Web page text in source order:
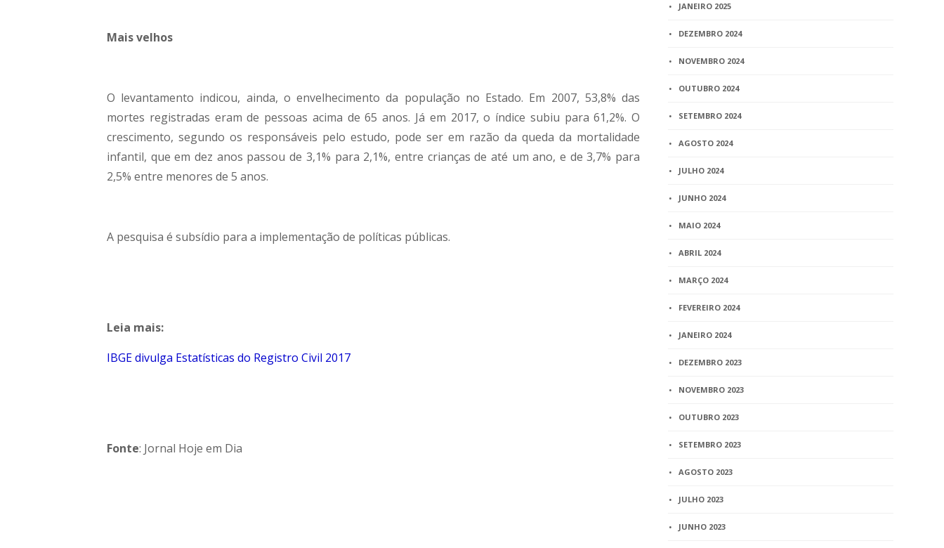
Mais velhos
O levantamento indicou, ainda, o envelhecimento da população no Estado. Em 2007, 53,8% das
mortes registradas eram de pessoas acima de 65 anos. Já em 2017, o índice subiu para 61,2%. O
crescimento, segundo os responsáveis pelo estudo, pode ser em razão da queda da mortalidade
infantil, que em dez anos passou de 3,1% para 2,1%, entre crianças de até um ano, e de 3,7% para
2,5% entre menores de 5 anos.
A pesquisa é subsídio para a implementação de políticas públicas.
Leia mais:
IBGE divulga Estatísticas do Registro Civil 2017
Fonte: Jornal Hoje em Dia
JANEIRO 2025
DEZEMBRO 2024
NOVEMBRO 2024
OUTUBRO 2024
SETEMBRO 2024
AGOSTO 2024
JULHO 2024
JUNHO 2024
MAIO 2024
ABRIL 2024
MARÇO 2024
FEVEREIRO 2024
JANEIRO 2024
DEZEMBRO 2023
NOVEMBRO 2023
OUTUBRO 2023
SETEMBRO 2023
AGOSTO 2023
JULHO 2023
JUNHO 2023